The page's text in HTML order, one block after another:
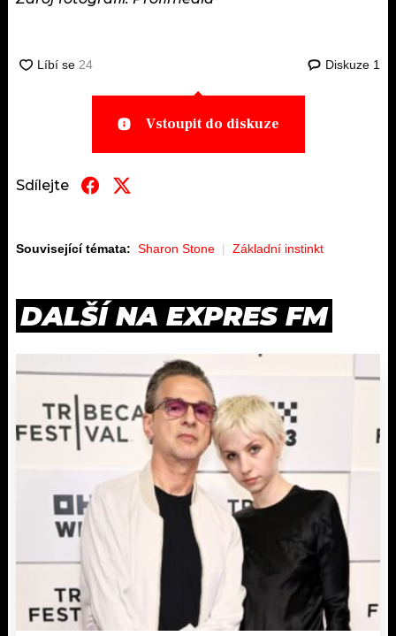
Diskuze 1
Vstoupit do diskuze
Sdílejte
Související témata: Sharon Stone Základní instinkt
DALŠÍ NA EXPRES FM